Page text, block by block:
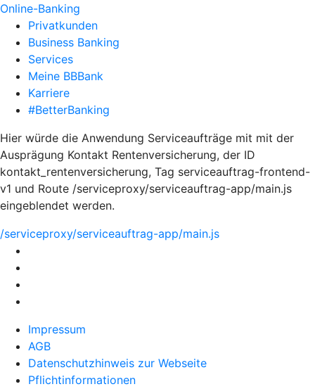
Online-Banking
Privatkunden
Business Banking
Services
Meine BBBank
Karriere
#BetterBanking
Hier würde die Anwendung Serviceaufträge mit mit der
Ausprägung Kontakt Rentenversicherung, der ID
kontakt_rentenversicherung, Tag serviceauftrag-frontend-
v1 und Route /serviceproxy/serviceauftrag-app/main.js
eingeblendet werden.
/serviceproxy/serviceauftrag-app/main.js
Impressum
AGB
Datenschutzhinweis zur Webseite
Pflichtinformationen